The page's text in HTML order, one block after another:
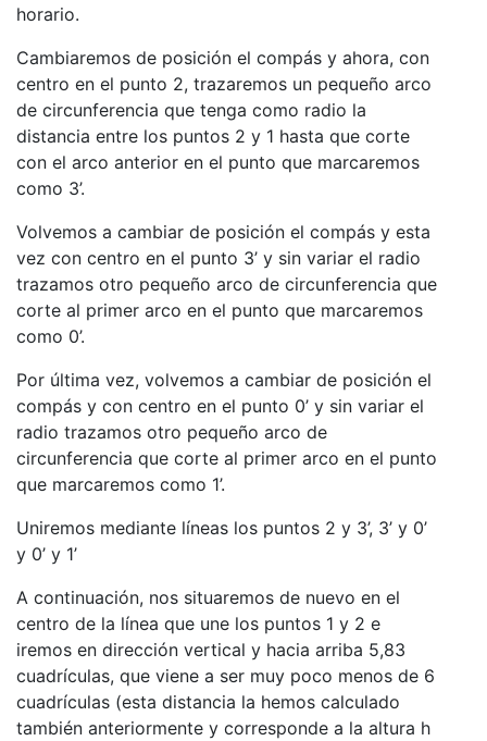
horario.
Cambiaremos de posición el compás y ahora, con
centro en el punto 2, trazaremos un pequeño arco
de circunferencia que tenga como radio la
distancia entre los puntos 2 y 1 hasta que corte
con el arco anterior en el punto que marcaremos
como 3’.
Volvemos a cambiar de posición el compás y esta
vez con centro en el punto 3’ y sin variar el radio
trazamos otro pequeño arco de circunferencia que
corte al primer arco en el punto que marcaremos
como 0’.
Por última vez, volvemos a cambiar de posición el
compás y con centro en el punto 0’ y sin variar el
radio trazamos otro pequeño arco de
circunferencia que corte al primer arco en el punto
que marcaremos como 1’.
Uniremos mediante líneas los puntos 2 y 3’, 3’ y 0’
y 0’ y 1’
A continuación, nos situaremos de nuevo en el
centro de la línea que une los puntos 1 y 2 e
iremos en dirección vertical y hacia arriba 5,83
cuadrículas, que viene a ser muy poco menos de 6
cuadrículas (esta distancia la hemos calculado
también anteriormente y corresponde a la altura h